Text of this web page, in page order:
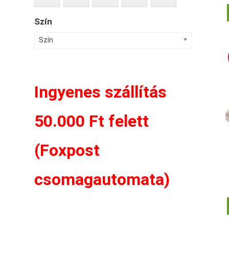
Szín
Szín
Ingyenes szállítás
50.000 Ft felett
(Foxpost
csomagautomata)